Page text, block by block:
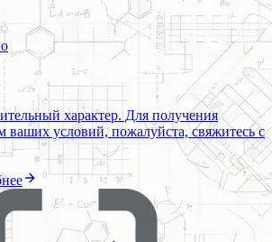
характер. Для получения
ваших условий, пожалуйста, свяжитесь с